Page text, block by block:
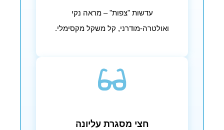
עדשות "צפות" – מראה נקי
ואולטרה-מודרני, קל משקל מקסימלי.
חצי מסגרת עליונה